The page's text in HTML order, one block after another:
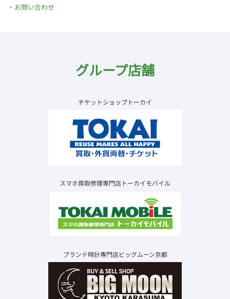
お問い合わせ
グループ店舗
チケットショップトーカイ
スマホ買取修理専門店トーカイモバイル
ブランド時計専門店ビッグムーン京都